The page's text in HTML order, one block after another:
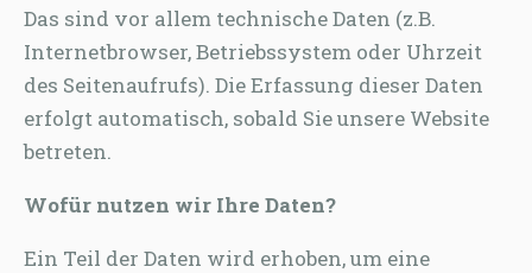
Das sind vor allem technische Daten (z.B.
Internetbrowser, Betriebssystem oder Uhrzeit
des Seitenaufrufs). Die Erfassung dieser Daten
erfolgt automatisch, sobald Sie unsere Website
betreten.
Wofür nutzen wir Ihre Daten?
Ein Teil der Daten wird erhoben, um eine